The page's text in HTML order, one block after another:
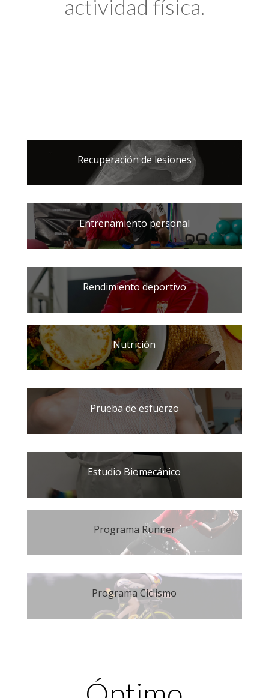
actividad física.
Recuperación de lesiones
Entrenamiento personal
Rendimiento deportivo
Nutrición
Prueba de esfuerzo
Estudio Biomecánico
Programa Runner
Programa Ciclismo